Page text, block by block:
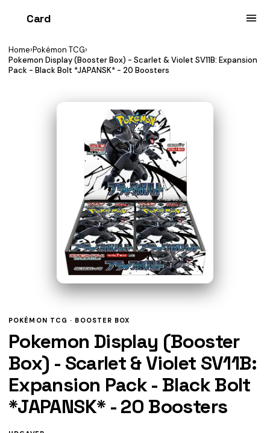
Card
Home›Pokémon TCG›
Pokemon Display (Booster Box) - Scarlet & Violet SV11B: Expansion
Pack - Black Bolt *JAPANSK* - 20 Boosters
POKÉMON TCG · BOOSTER BOX
Pokemon Display (Booster
Box) - Scarlet & Violet SV11B:
Expansion Pack - Black Bolt
*JAPANSK* - 20 Boosters